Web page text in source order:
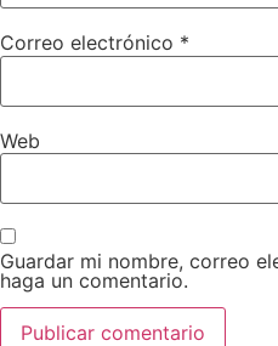
Correo electrónico *
Web
Guardar mi nombre, correo
haga un comentario.